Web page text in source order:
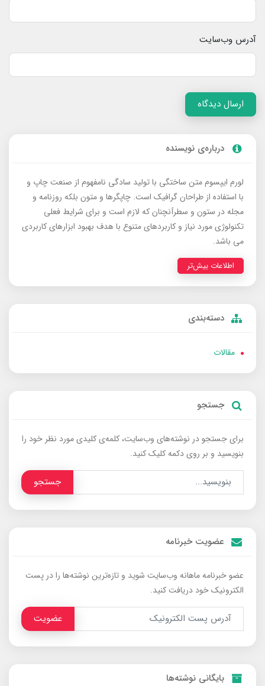
آدرس وب‌سایت
ارسال دیدگاه
درباره‌ی نویسنده
لورم ایپسوم متن ساختگی با تولید سادگی نامفهوم از صنعت چاپ و
با استفاده از طراحان گرافیک است. چاپگرها و متون بلکه روزنامه و
مجله در ستون و سطرآنچنان که لازم است و برای شرایط فعلی
تکنولوژی مورد نیاز و کاربردهای متنوع با هدف بهبود ابزارهای کاربردی
می باشد.
اطلاعات بیش‌تر
دسته‌بندی
مقالات
جستجو
برای جستجو در نوشته‌های وب‌سایت، کلمه‌ی کلیدی مورد نظر خود را
بنویسید و بر روی دکمه کلیک کنید.
جستجو
عضویت خبرنامه
عضو خبرنامه ماهانه وب‌سایت شوید و تازه‌ترین نوشته‌ها را در پست
الکترونیک خود دریافت کنید.
عضویت
بایگانی نوشته‌ها